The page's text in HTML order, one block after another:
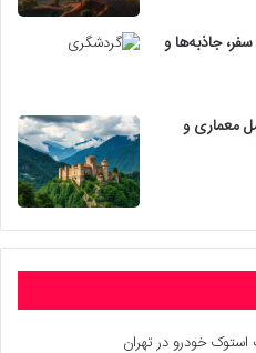
سفر، جاذبه‌ها و
معماری و
خودرو در تهران